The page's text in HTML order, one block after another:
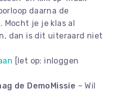
daarna de
Mocht je je klas al
dan is dit uiteraard niet
[let op: inloggen
de DemoMissie – Wil